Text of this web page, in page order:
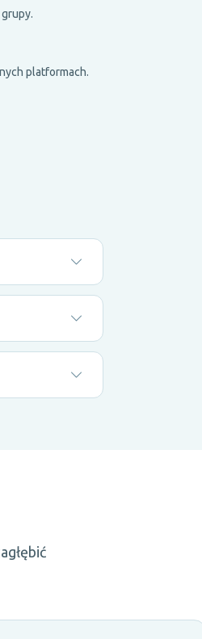
platformach.